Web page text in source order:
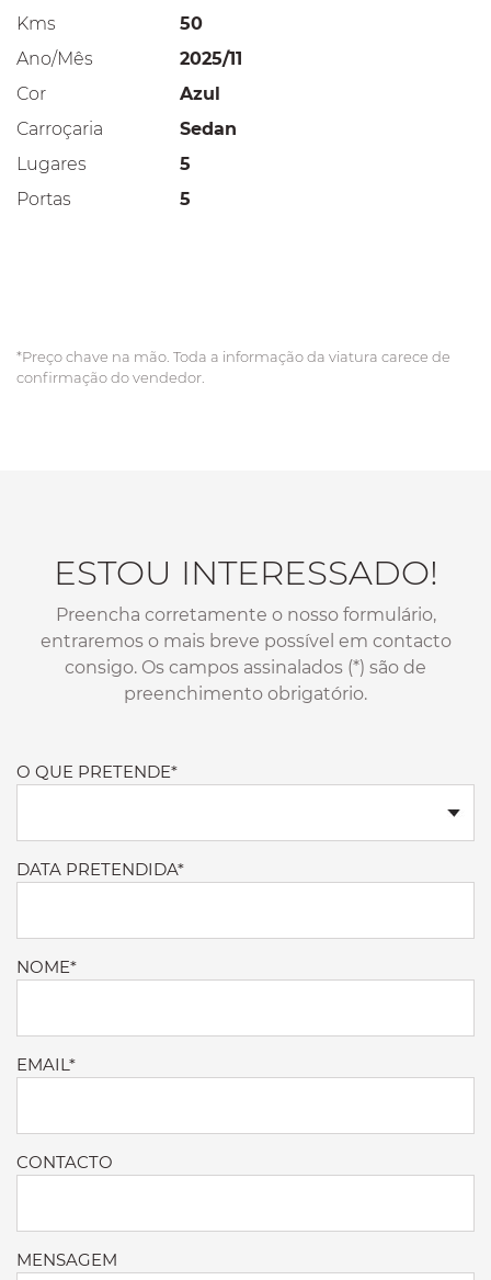
Kms
50
Ano/Mês
2025/11
Cor
Azul
Carroçaria
Sedan
Lugares
5
Portas
5
*Preço chave na mão. Toda a informação da viatura carece de
confirmação do vendedor.
ESTOU INTERESSADO!
Preencha corretamente o nosso formulário,
entraremos o mais breve possível em contacto
consigo. Os campos assinalados (*) são de
preenchimento obrigatório.
O QUE PRETENDE*
DATA PRETENDIDA*
NOME*
EMAIL*
CONTACTO
MENSAGEM